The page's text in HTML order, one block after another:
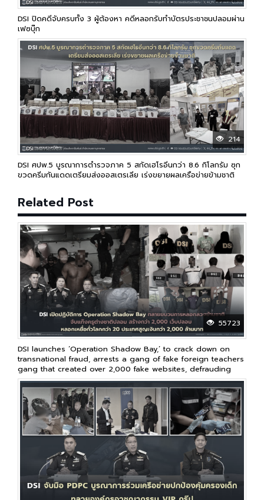
DSI ปิดคดีจับครบทั้ง 3 ผู้ต้องหา คดีหลอกรับทำบัตรประชาชนปลอมผ่าน
เฟซบุ๊ก
214
DSI ศปพ.5 บูรณาการตำรวจภาค 5 สกัดเฮโรอีนกว่า 8.6 กิโลกรัม ซุก
ขวดครีมกันแดดเตรียมส่งออสเตรเลีย เร่งขยายผลเครือข่ายข้ามชาติ
Related Post
55723
DSI launches ‘Operation Shadow Bay,’ to crack down on
transnational fraud, arrests a gang of fake foreign teachers
gang that created over 2,000 fake websites, defrauding
victims in over 20 countries worldwide, resulting in losses
of over 2 billion baht